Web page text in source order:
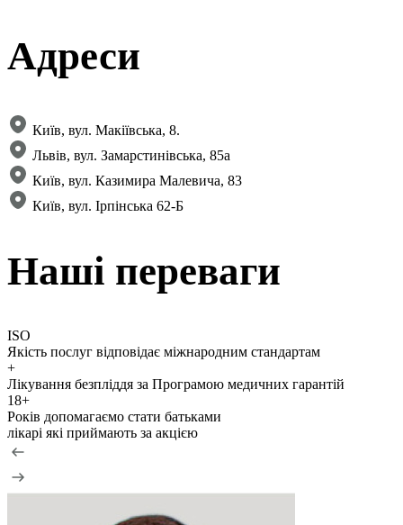
Адреси
Київ, вул. Макіївська, 8.
Львів, вул. Замарстинівська, 85а
Київ, вул. Казимира Малевича, 83
Київ, вул. Ірпінська 62-Б
Нашi переваги
ISO
Якість послуг відповідає міжнародним стандартам
+
Лікування безпліддя за Програмою медичних гарантій
18+
Років допомагаємо стати батьками
лiкарі які приймають за акцією